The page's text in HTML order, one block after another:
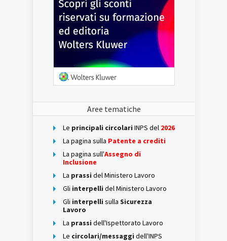
Aree tematiche
Le principali circolari INPS del 2026
La pagina sulla Patente a crediti
La pagina sull'Assegno di
Inclusione
La prassi del Ministero Lavoro
Gli interpelli del Ministero Lavoro
Gli interpelli sulla Sicurezza
Lavoro
La prassi dell'Ispettorato Lavoro
Le circolari/messaggi dell'INPS